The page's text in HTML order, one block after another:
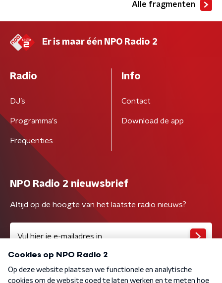
Alle fragmenten
Er is maar één NPO Radio 2
Radio
DJ’s
Programma's
Frequenties
Info
Contact
Download de app
NPO Radio 2 nieuwsbrief
Altijd op de hoogte van het laatste radio nieuws?